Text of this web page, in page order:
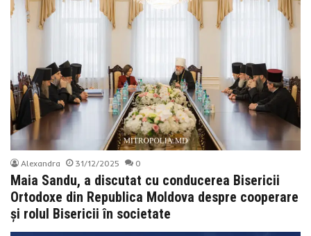
Alexandra 31/12/2025 0
Maia Sandu, a discutat cu conducerea Bisericii
Ortodoxe din Republica Moldova despre cooperare
și rolul Bisericii în societate